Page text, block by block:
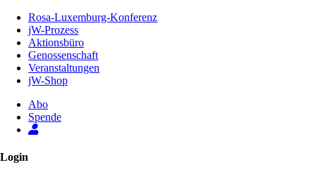
Inhalt
Seite
Rosa-Luxemburg-Konferenz
jW-Prozess
Aktionsbüro
Genossenschaft
Veranstaltungen
jW-Shop
Abo
Spende
Login